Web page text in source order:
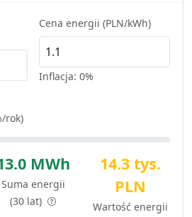
Cena energii (PLN/kWh)
Inflacja: 0%
rok)
MWh
Suma energii
(30 lat)
14.3 tys.
PLN
Wartość energii